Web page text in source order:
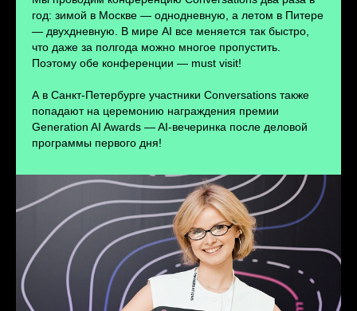
год: зимой в Москве — однодневную, а летом в Питере
— двухдневную. В мире AI все меняется так быстро,
что даже за полгода можно многое пропустить.
Поэтому обе конференции — must visit!
А в Санкт-Петербурге участники Conversations также
попадают на церемонию награждения премии
Generation AI Awards — AI-вечеринка после деловой
программы первого дня!
ПЕРЕЙТИ